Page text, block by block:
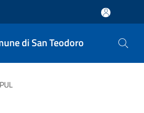
di San Teodoro